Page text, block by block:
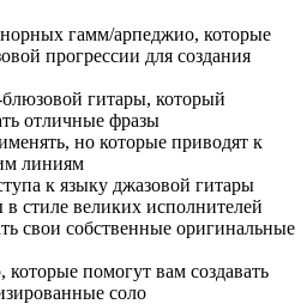
гамм/арпеджио, которые
прогрессии для создания
гитары, который
отличные фразы
но которые приводят к
линиям
к языку джазовой гитары
стиле великих исполнителей
свои собственные оригинальные
помогут вам создавать
соло